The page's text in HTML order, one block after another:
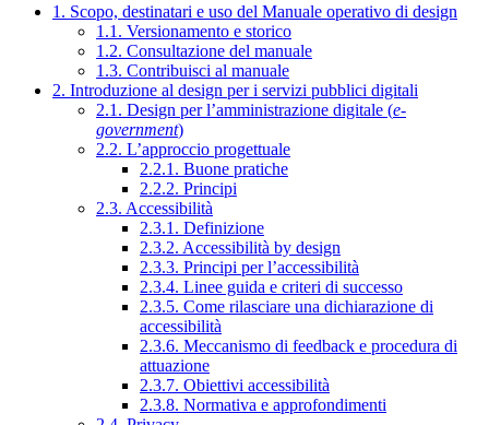
1. Scopo, destinatari e uso del Manuale operativo di design
1.1. Versionamento e storico
1.2. Consultazione del manuale
1.3. Contribuisci al manuale
2. Introduzione al design per i servizi pubblici digitali
2.1. Design per l’amministrazione digitale (e-
government)
2.2. L’approccio progettuale
2.2.1. Buone pratiche
2.2.2. Principi
2.3. Accessibilità
2.3.1. Definizione
2.3.2. Accessibilità by design
2.3.3. Principi per l’accessibilità
2.3.4. Linee guida e criteri di successo
2.3.5. Come rilasciare una dichiarazione di
accessibilità
2.3.6. Meccanismo di feedback e procedura di
attuazione
2.3.7. Obiettivi accessibilità
2.3.8. Normativa e approfondimenti